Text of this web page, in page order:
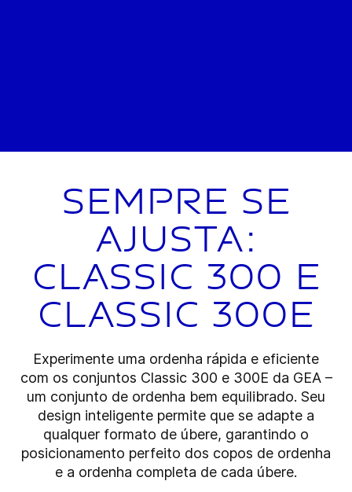
Sempre se
ajusta:
Classic 300 e
Classic 300E
Experimente uma ordenha rápida e eficiente
com os conjuntos Classic 300 e 300E da GEA –
um conjunto de ordenha bem equilibrado. Seu
design inteligente permite que se adapte a
qualquer formato de úbere, garantindo o
posicionamento perfeito dos copos de ordenha
e a ordenha completa de cada úbere.